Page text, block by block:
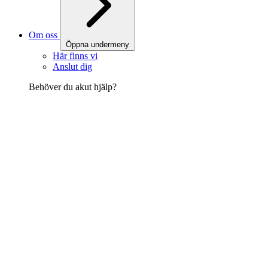
Om oss
Öppna undermeny
Här finns vi
Anslut dig
Behöver du akut hjälp?